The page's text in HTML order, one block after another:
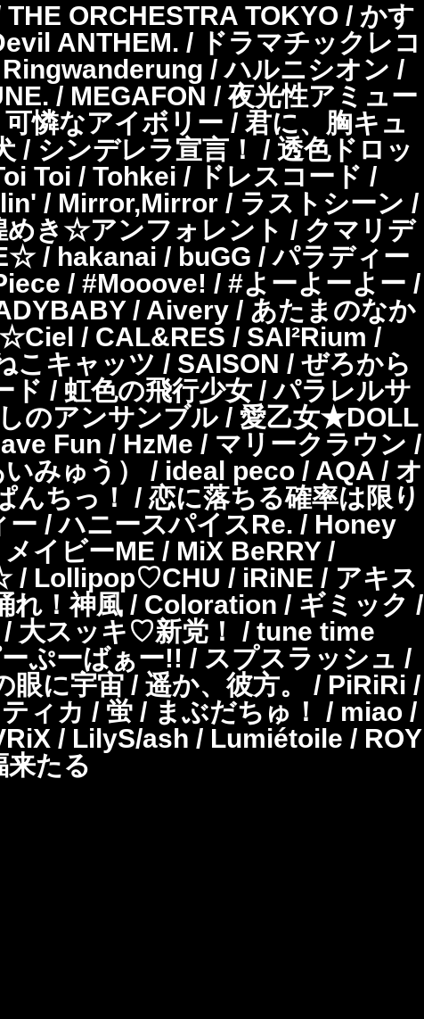
ORCHESTRA TOKYO / かす
ANTHEM. / ドラマチックレコ
/ ハルニシオン /
/ MEGAFON / 夜光性アミュー
憐なアイボリー / 君に、胸キュ
/ シンデレラ宣言！ / 透色ドロッ
Toi / Tohkei / ドレスコード /
/ Mirror,Mirror / ラストシーン /
めき☆アンフォレント / クマリデ
/ hakanai / buGG / パラディー
/ #Mooove! / #よーよーよー /
/ Aivery / あたまのなか
/ CAL&RES / SAI²Rium /
キャッツ / SAISON / ぜろから
/ 虹色の飛行少女 / パラレルサ
のアンサンブル / 愛乙女★DOLL
Fun / HzMe / マリークラウン /
みゅう） / ideal peco / AQA / オ
ちっ！ / 恋に落ちる確率は限り
/ ハニースパイスRe. / Honey
イビーME / MiX BeRRY /
/ Lollipop♡CHU / iRiNE / アキス
れ！神風 / Coloration / ギミック /
/ 大スッキ♡新党！ / tune time
ぷーばぁー!! / スプスラッシュ /
に宇宙 / 遥か、彼方。 / PiRiRi /
ィカ / 蛍 / まぶだちゅ！ / miao /
/ LilyS/ash / Lumiétoile / ROY
たる